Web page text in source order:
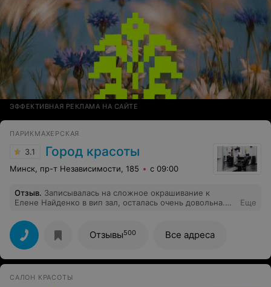
ЭФФЕКТИВНАЯ РЕКЛАМА НА САЙТЕ
ПАРИКМАХЕРСКАЯ
3.1 Город красоты
Минск, пр-т Независимости, 185 с 09:00
Отзыв. Записывалась на сложное окрашивание к
Елене Найденко в вип зал, осталась очень довольна.
дальнейшем буду записываться именно к ней!
Еще
Отзывы500 Все адреса
САЛОН КРАСОТЫ